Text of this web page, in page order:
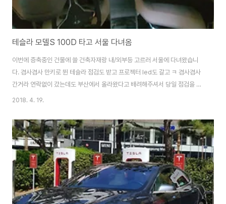
테슬라 모델S 100D 타고 서울 다녀옴
이번에 증축중인 건물에 쓸 건축자재랑 내/외부등 고르러 서울에 다녀왔습니
다. 겸사겸사 만키로 뛴 테슬라 점검도 받고 프로젝터 led도 갈고 ㅋ 겸사겸사
간거라 연락없이 갔는데도 부산에서 올라왔다고 배려해주셔서 당일 점검을 받
을 수 있었습니다. 상당히 친절하고 좋았네요 ㅋ 부산까지 간다고 과자도 챙겨
받은 차는 파노라마선루프였는데 역시나 가운데 바가 신경쓰이네요 ㅋ 역시 글
라스루프가 마음에 듭니다 익스테리어는 화이트 인테리어는 현재는 선택불가
능한 tan 색상인데 실제로 보니 없어질만하겠더군요.. 구려보임 ㅋㅋ 전시차량
을 이 색상을 가져다놓은걸 몇번 봤는데 진짜 tan 생상인테리어는 보면 구려보
여서 욕할만한듯...ㅋ 점검끝난 저희차를 ..
2018. 4. 19.